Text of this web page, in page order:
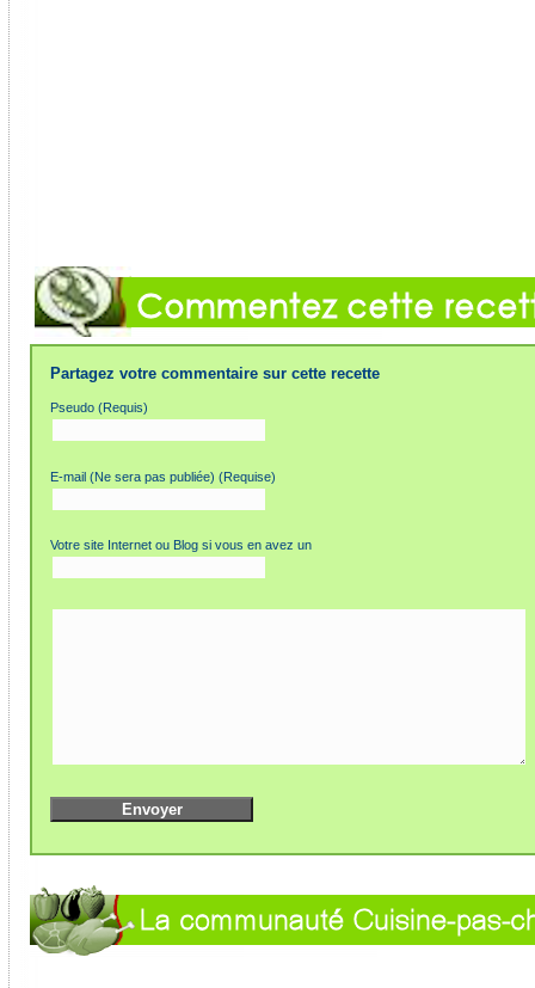
Partagez votre commentaire sur cette recette
Pseudo (Requis)
E-mail (Ne sera pas publiée) (Requise)
Votre site Internet ou Blog si vous en avez un